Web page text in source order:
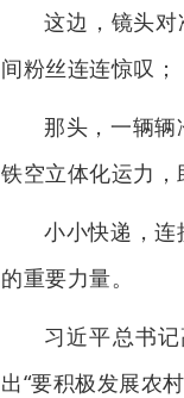
这边，镜头
间粉丝连连惊叹；
那头，一辆
铁空立体化运力，
小小快递，
的重要力量。
习近平总书
出“要积极发展农